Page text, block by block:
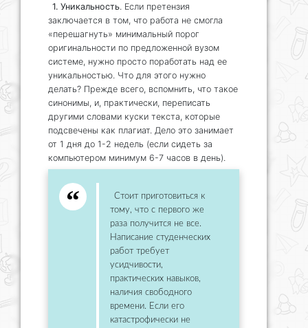
1. Уникальность . Если претензия
заключается в том, что работа не смогла
«перешагнуть» минимальный порог
оригинальности по предложенной вузом
системе, нужно просто поработать над ее
уникальностью. Что для этого нужно
делать? Прежде всего, вспомнить, что такое
синонимы, и, практически, переписать
другими словами куски текста, которые
подсвечены как плагиат. Дело это занимает
от 1 дня до 1-2 недель (если сидеть за
компьютером минимум 6-7 часов в день).
Стоит приготовиться к
тому, что с первого же
раза получится не все.
Написание студенческих
работ требует
усидчивости,
практических навыков,
наличия свободного
времени. Если его
катастрофически не